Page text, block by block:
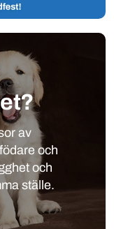
av
och
och
ställe.